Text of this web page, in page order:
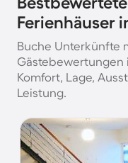
Ferienhäuser
Buche Unterkünfte
Gästebewertungen
Komfort, Lage,
Leistung.